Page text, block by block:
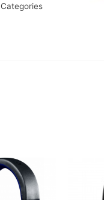
Categories: